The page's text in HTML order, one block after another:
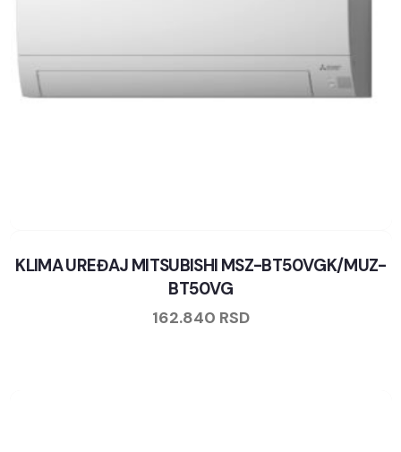
KLIMA UREĐAJ MITSUBISHI MSZ-BT50VGK/MUZ-
BT50VG
162.840 RSD